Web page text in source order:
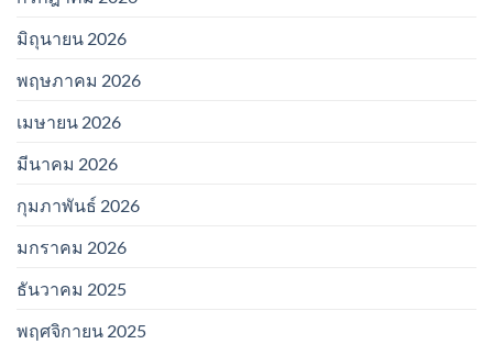
มิถุนายน 2026
พฤษภาคม 2026
เมษายน 2026
มีนาคม 2026
กุมภาพันธ์ 2026
มกราคม 2026
ธันวาคม 2025
พฤศจิกายน 2025